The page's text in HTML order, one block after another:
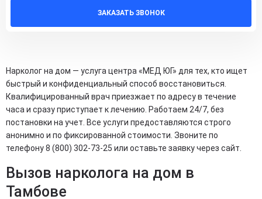
ЗАКАЗАТЬ ЗВОНОК
Нарколог на дом — услуга центра «МЕД ЮГ» для тех, кто ищет
быстрый и конфиденциальный способ восстановиться.
Квалифицированный врач приезжает по адресу в течение
часа и сразу приступает к лечению. Работаем 24/7, без
постановки на учет. Все услуги предоставляются строго
анонимно и по фиксированной стоимости. Звоните по
телефону 8 (800) 302-73-25 или оставьте заявку через сайт.
Вызов нарколога на дом в
Тамбове